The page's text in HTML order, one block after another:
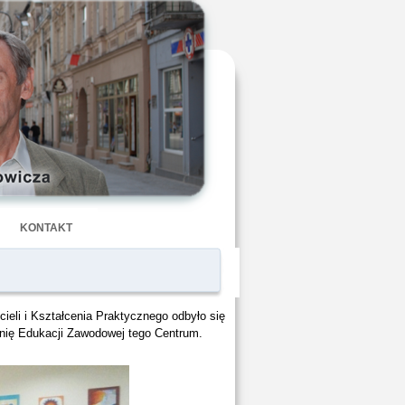
KONTAKT
i Kształcenia Praktycznego odbyło się
Edukacji Zawodowej tego Centrum.